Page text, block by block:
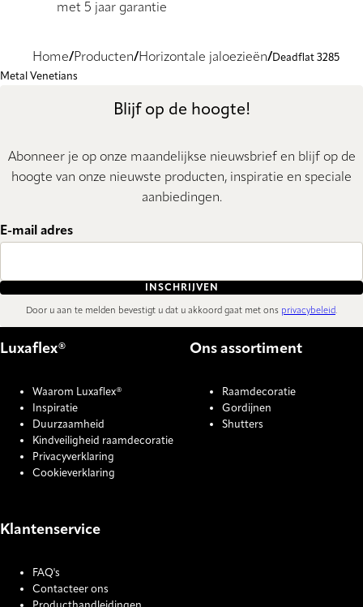
met 5 jaar garantie
Home Producten Horizontale jaloezieën
Deadflat 3285
Metal Venetians
Blijf op de hoogte!
Abonneer je op onze maandelijkse nieuwsbrief en blijf op de
hoogte van onze nieuwste producten, inspiratie en speciale
aanbiedingen.
E-mail adres
INSCHRIJVEN
Door u aan te melden bevestigt u dat u akkoord gaat met ons privacybeleid.
Luxaflex®
Waarom Luxaflex®
Inspiratie
Duurzaamheid
Kindveiligheid raamdecoratie
Privacyverklaring
Cookieverklaring
Ons assortiment
Raamdecoratie
Gordijnen
Shutters
Klantenservice
FAQ's
Contacteer ons